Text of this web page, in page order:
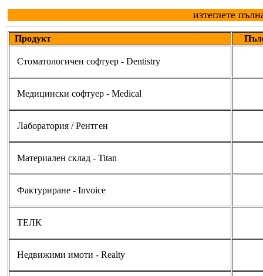
изтеглете
Продукт
Стоматологичен софтуер - Dentistry
Медицински софтуер - Medical
Лаборатория / Рентген
Материален склад - Titan
Фактуриране - Invoice
ТЕЛК
Недвижими имоти - Realty